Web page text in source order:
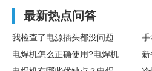
最新热点问答